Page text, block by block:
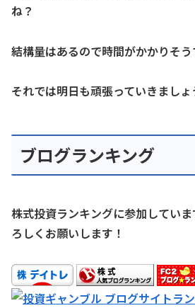
ね？
結構量はあるので時間がかかりそう
それでは明日も頑張っていきましょ
ブログランキング
株式投資ランキングに参加してい
ろしくお願いします！